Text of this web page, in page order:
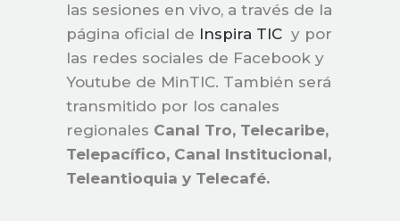
las sesiones en vivo, a través de la
página oficial de Inspira TIC y por
las redes sociales de Facebook y
Youtube de MinTIC. También será
transmitido por los canales
regionales Canal Tro, Telecaribe,
Telepacífico, Canal Institucional,
Teleantioquia y Telecafé.